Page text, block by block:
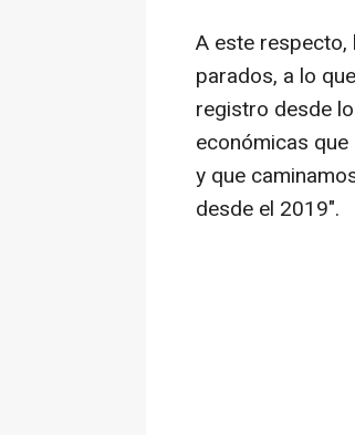
A este
parados, a lo
registro desde
económicas
y que
desde el 2019".